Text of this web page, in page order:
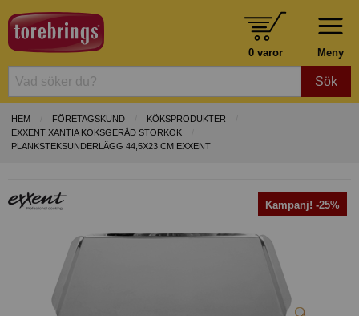
Meny
0 varor
Sök
HEM FÖRETAGSKUND
KÖKSPRODUKTER
EXXENT XANTIA KÖKSGERÅD STORKÖK
PLANKSTEKSUNDERLÄGG 44,5X23 CM EXXENT
Kampanj! -25%